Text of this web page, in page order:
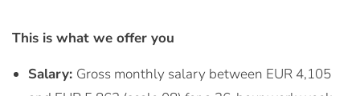
This is what we offer you
Salary: Gross monthly salary between EUR 4,105